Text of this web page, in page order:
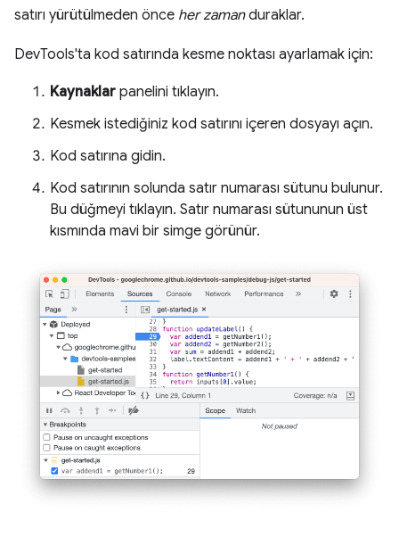
satırı yürütülmeden önce her zamanduraklar.
DevTools'ta kod satırında kesme noktası ayarlamak için:
Kaynaklar panelini tıklayın.
Kesmek istediğiniz kod satırını içeren dosyayı açın.
Kod satırına gidin.
Kod satırının solunda satır numarası sütunu bulunur.
Bu düğmeyi tıklayın. Satır numarası sütununun üst
kısmında mavi bir simge görünür.